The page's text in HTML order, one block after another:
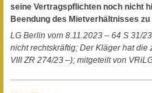
seine Vertragspflichten noch nicht
Beendung des Mietverhältnisses
LG Berlin vom 8.11.2023 – 64 S 31/
nicht rechtskräftig; Der Kläger hat
VIII ZR 274/23 –); mitgeteilt von